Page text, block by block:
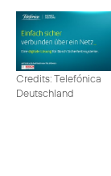
Credits: Telefónica
Deutschland